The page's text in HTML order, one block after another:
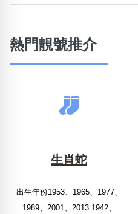
熱門靚號推介
生肖蛇
出生年份1953、1965、1977、
1989、2001、2013 1942、